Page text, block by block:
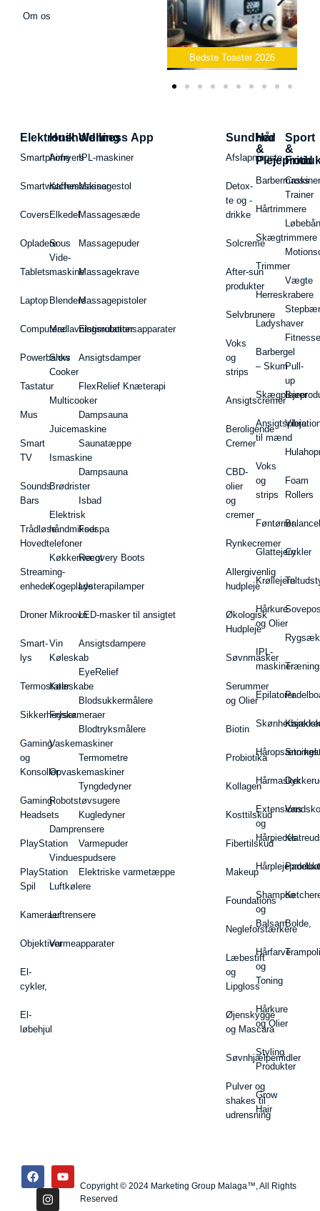
Om os
Bedste Toaster 2026
Elektronik
Smartphone
Smartwatches
Covers
Opladere
Tablets
Laptop
Computere
Powerbanks
Tastatur
Mus
Smart
TV
Sounds
Bars
Trådløse
Hovedtelefoner
Streaming-
enheder
Droner
Smart-
lys
Termostater
Sikkerhedskameraer
Gaming
og
Konsoller
Gaming-
Headsets
PlayStation
PlayStation
Spil
Kameraer
Objektiver
El-
cykler,
El-
løbehjul
Husholdning
Airfryers
Kaffemaskiner
Elkedel
Sous
Vide-
maskine
Blendere
Madlavningsrobotter
Slow
Cooker
Multicooker
Juicemaskine
Ismaskine
Brødrister
Elektrisk
håndmikser
Køkkenvægt
Kogeplade
Mikroovn
Vin
Køleskab
Køleskabe
Fryser
Vaskemaskiner
Opvaskemaskiner
Robotstøvsugere
Damprensere
Vinduespudsere
Luftkølere
Luftrensere
Varmeapparater
Wellness App
IPL-maskiner
Massagestol
Massagesæde
Massagepuder
Massagekrave
Massagepistoler
Elstimulationsapparater
Ansigtsdamper
FlexRelief Knæterapi
Dampsauna
Saunatæppe
Dampsauna
Isbad
Fodspa
Recovery Boots
Lysterapilamper
LED-masker til ansigtet
Ansigtsdampere
EyeRelief
Blodsukkermålere
Blodtryksmålere
Termometre
Tyngdedyner
Kugledyner
Varmepuder
Elektriske varmetæppe
Sundhed
Afslapningste
Detox-
te og -
drikke
Solcreme
After-sun
produkter
Selvbrunere
Voks
og
strips
Ansigtscremer
Beroligende
Cremer
CBD-
olier
og
cremer
Rynkecremer
Allergivenlig
hudpleje
Økologisk
Hudpleje
Søvnmasker
Serummer
og Olier
Biotin
Probiotika
Kollagen
Kosttilskud
Fibertilskud
Makeup
Foundations
Negleforstærkere
Læbestift
og
Lipgloss
Øjenskygge
og Mascara
Søvnhjælpemidler
Pulver og
shakes til
udrensning
Hår
&
Hårtrimmere
Skægtrimmere
Trimmer
Herreskrabere
Ladyshaver
Barbergel
– Skum
Ansigtspleje
til mænd
Voks
og
strips
Føntørrer
Glattejern
Krøllejern
Hårkure
og Olier
IPL-
maskiner
Epilatorer
Hårmasker
Extensions
og
Hårpieces
Shampoo
og
Balsam
Hårfarve
og
Toning
Hårkure
og Olier
Styling
Produkter
Grow
Hair
Sport
&
Fritid
Cross
Trainer
Vægte
Pull-
up
Barer
Foam
Rollers
Cykler
Vandsko
Bolde,
Copyright © 2024 Marketing Group Malaga™, All Rights
Reserved